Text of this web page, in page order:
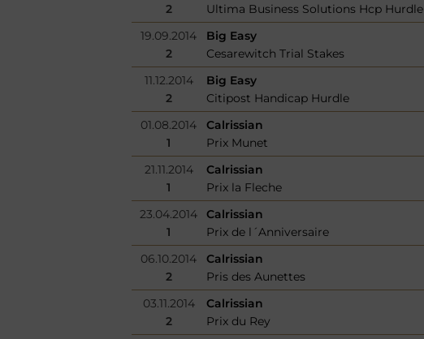
2
Ultima Business Solutions Hcp Hurdle
19.09.2014
Big Easy
2
Cesarewitch Trial Stakes
11.12.2014
Big Easy
2
Citipost Handicap Hurdle
01.08.2014
Calrissian
1
Prix Munet
21.11.2014
Calrissian
1
Prix la Fleche
23.04.2014
Calrissian
1
Prix de l´Anniversaire
06.10.2014
Calrissian
2
Pris des Aunettes
03.11.2014
Calrissian
2
Prix du Rey